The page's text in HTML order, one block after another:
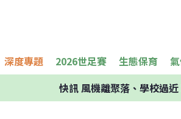
深度專題 2026世足賽 生態保育
快訊風機離聚落、學校過